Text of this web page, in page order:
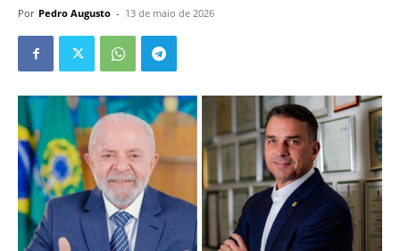
Por Pedro Augusto - 13 de maio de 2026